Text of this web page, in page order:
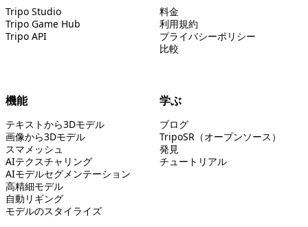
Tripo Studio
Tripo Game Hub
Tripo API
料金
利用規約
プライバシーポリシー
比較
機能
テキストから3Dモデル
画像から3Dモデル
スマメッシュ
AIテクスチャリング
AIモデルセグメンテーション
高精細モデル
自動リギング
モデルのスタイライズ
学ぶ
ブログ
TripoSR（オープンソース）
発見
チュートリアル